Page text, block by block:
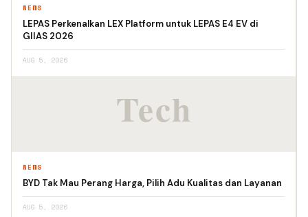
NEWS
LEPAS Perkenalkan LEX Platform untuk LEPAS E4 EV di
GIIAS 2026
AUG 5, 2026
NEWS
BYD Tak Mau Perang Harga, Pilih Adu Kualitas dan Layanan
AUG 5, 2026